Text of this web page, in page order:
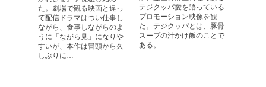
た。劇場で観る映画と違っ
て配信ドラマはつい仕事し
ながら、食事しながらのよ
うに「ながら見」になりや
すいが、本作は冒頭から久
しぶりに…
テジクッパ愛を語っている
プロモーション映像を観
た。テジクッパとは、豚骨
スープの汁かけ飯のことで
ある。 …